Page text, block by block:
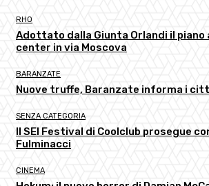
RHO
Adottato dalla Giunta Orlandi il
center in via Moscova
BARANZATE
Nuove truffe, Baranzate informa i
SENZA CATEGORIA
Il SEI Festival di Coolclub prosegue
Fulminacci
CINEMA